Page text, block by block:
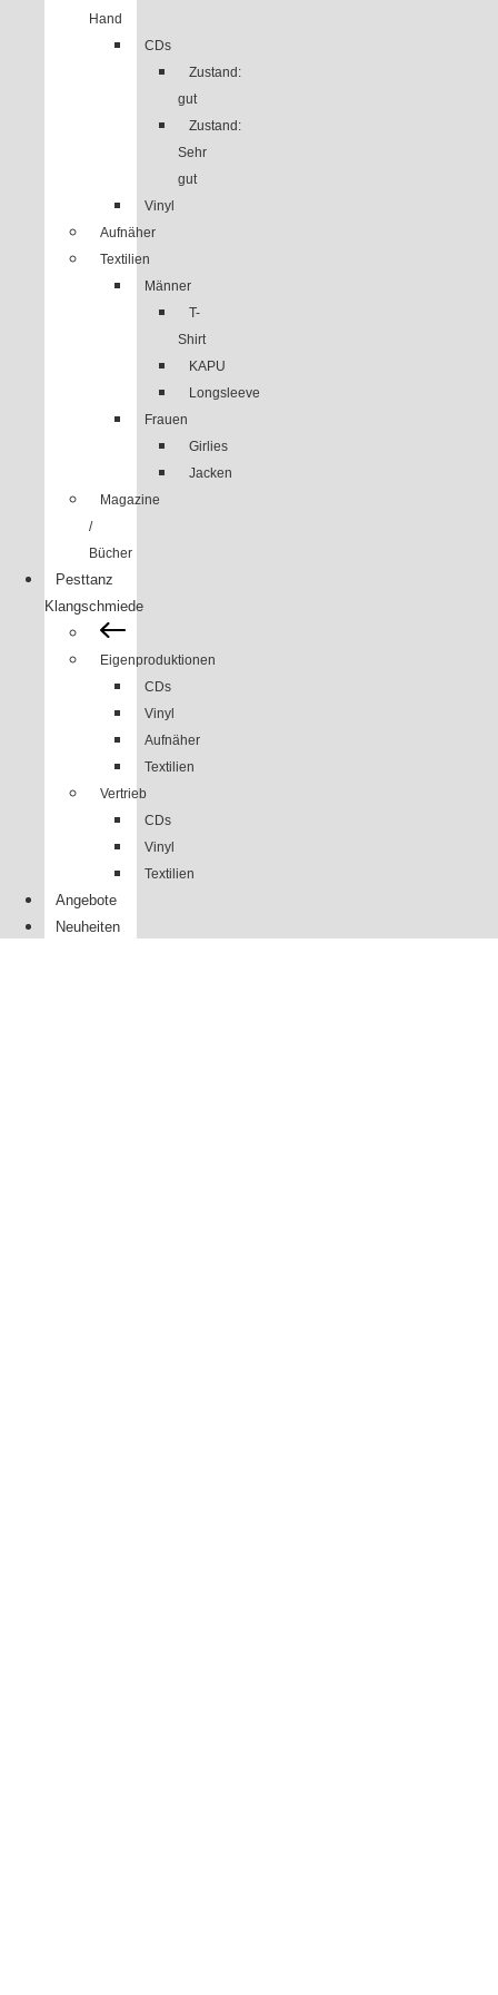
Hand
CDs
Zustand:
gut
Zustand:
Sehr
gut
Vinyl
Aufnäher
Textilien
Männer
T-
Shirt
KAPU
Longsleeve
Frauen
Girlies
Jacken
Magazine
/
Bücher
Pesttanz
Klangschmiede
Eigenproduktionen
CDs
Vinyl
Aufnäher
Textilien
Vertrieb
CDs
Vinyl
Textilien
Angebote
Neuheiten